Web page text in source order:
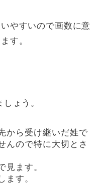
やすいので画数に意
す。
ょう。
ら受け継いだ姓で
んので特に大切とさ
見ます。
ます。